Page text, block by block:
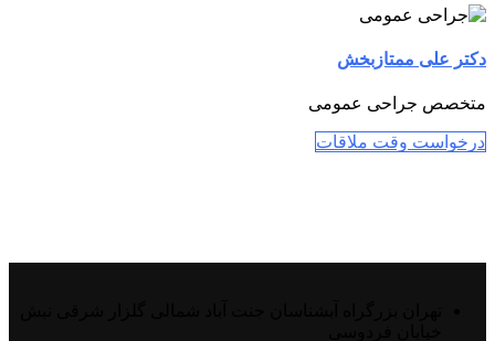
دکتر علی ممتازبخش
متخصص جراحی عمومی
درخواست وقت ملاقات